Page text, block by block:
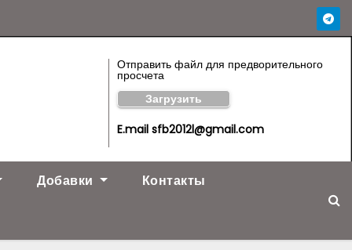
Отправить файл для предворительного
просчета
Загрузить
E.mail sfb2012l@gmail.com
Добавки Контакты